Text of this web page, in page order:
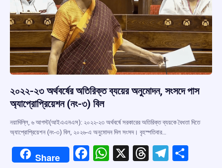
২০২২-২৩ অর্থবর্ষের অতিরিক্ত ব্যয়ের অনুমোদন, সংসদে পাস
অ্যাপ্রোপ্রিয়েশন (নং-৩) বিল
নয়াদিল্লি, ৬ আগস্ট(আইএএনএস): ২০২২-২৩ অর্থবর্ষে সরকারের অতিরিক্ত ব্যয়কে বৈধতা দিতে
অ্যাপ্রোপ্রিয়েশন (নং-৩) বিল, ২০২৬-এ অনুমোদন দিল সংসদ। বৃহস্পতিবার…
Share
F
W X
T
T